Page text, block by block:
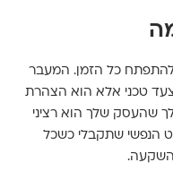
להתפתח כל הזמן. המעבר
טכני אלא הוא הצהרת
שהעסק שלך הוא רציני
הנפשי שתקבלי כשכל
השקעה.